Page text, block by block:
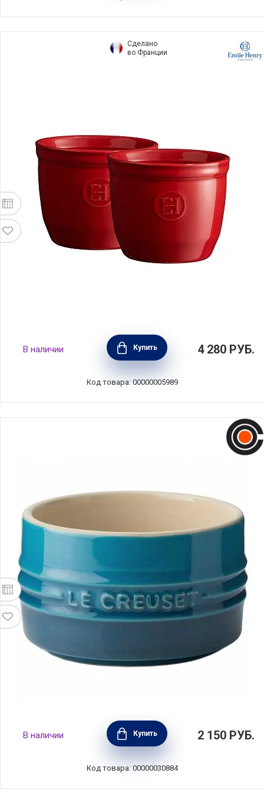
Сделано
во Франции
Набор рамекинов №8 8см, 2 шт, гранат,
Emile Henry, 344008
В наличии Купить 4 280 РУБ.
Код товара: 00000005989
Рамекин 200 мл, цвет лазурь, керамика, Le
Creuset, Франция, 70403206420099
В наличии Купить 2 150 РУБ.
Код товара: 00000030884